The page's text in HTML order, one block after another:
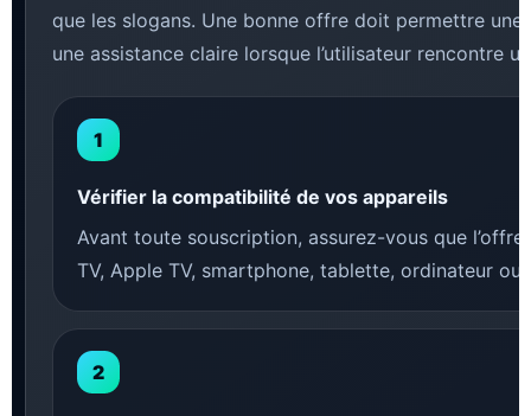
que les slogans. Une bonne offre doit permettre
une assistance claire lorsque l’utilisateur rencontre
Vérifier la compatibilité de vos appareils
Avant toute souscription, assurez-vous que
TV, Apple TV, smartphone, tablette, ordinateur